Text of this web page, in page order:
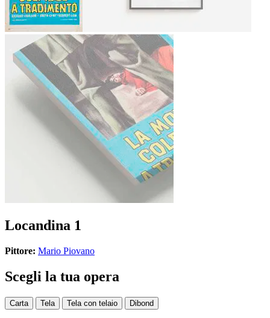
Locandina 1
Pittore: Mario Piovano
Scegli la tua opera
Carta Tela Tela con telaio Dibond